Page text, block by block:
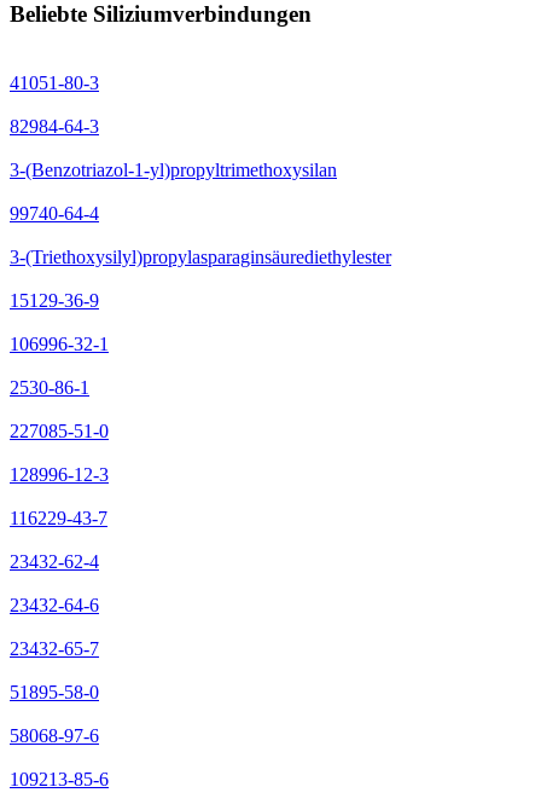
Beliebte Siliziumverbindungen
41051-80-3
82984-64-3
3-(Benzotriazol-1-yl)propyltrimethoxysilan
99740-64-4
3-(Triethoxysilyl)propylasparaginsäurediethylester
15129-36-9
106996-32-1
2530-86-1
227085-51-0
128996-12-3
116229-43-7
23432-62-4
23432-64-6
23432-65-7
51895-58-0
58068-97-6
109213-85-6